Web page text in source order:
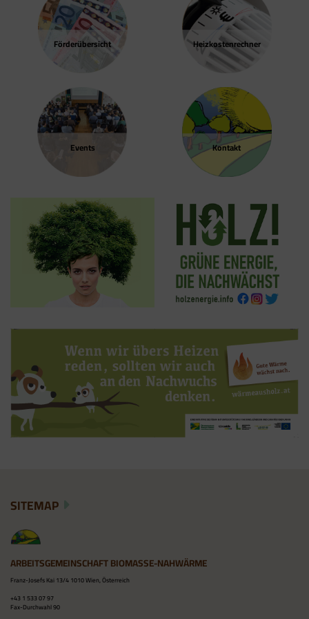
Förder­übersicht Heizkosten­rechner
Events Kontakt
SITEMAP
ARBEITSGEMEINSCHAFT BIOMASSE-NAHWÄRME
Franz-Josefs Kai 13/4 1010 Wien, Österreich
+43 1 533 07 97
Fax-Durchwahl 90
Tracking- und Remarketing-Codes gebündelt
einbauen können. Wenn Sie beispielsweise
Google Analytics über den Tag Manager
einbinden, werden Cookies gesetzt. Diese
Cookies stammen aber von Google Analytics
und nicht vom Tag Manager selbst.